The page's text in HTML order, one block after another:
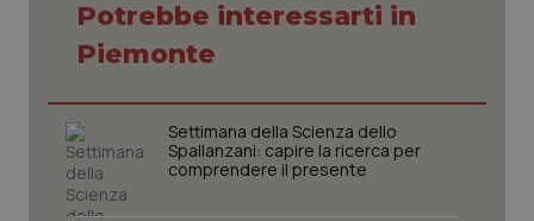
Sicilia
Toscana
Umbria
Neuroscienze & patologie neurodegenerative
Obesità
Oftalmologia
Potrebbe interessarti in
Piemonte
Settimana della Scienza dello
Spallanzani: capire la ricerca per
comprendere il presente